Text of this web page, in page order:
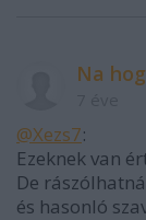
Na
@Xezs7:
Ezeknek van
De
és hasonló